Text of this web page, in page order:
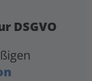
DSGVO